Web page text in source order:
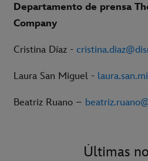
Departamento de prensa
Company
Cristina Díaz -
Laura San Miguel -
Beatriz Ruano –
Últimas